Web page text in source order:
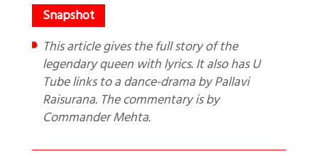
This article gives the full story of the
legendary queen with lyrics. It also has U
Tube links to a dance-drama by Pallavi
Raisurana. The commentary is by
Commander Mehta.